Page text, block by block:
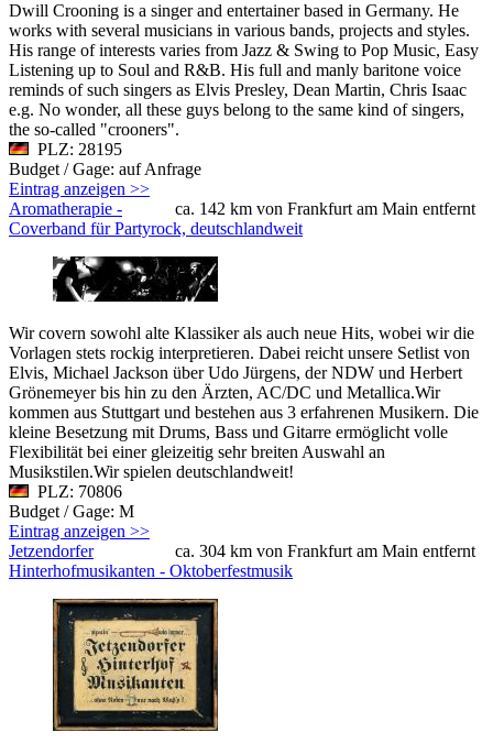
Dwill Crooning is a singer and entertainer based in Germany. He
works with several musicians in various bands, projects and styles.
His range of interests varies from Jazz & Swing to Pop Music, Easy
Listening up to Soul and R&B. His full and manly baritone voice
reminds of such singers as Elvis Presley, Dean Martin, Chris Isaac
e.g. No wonder, all these guys belong to the same kind of singers,
the so-called "crooners".
PLZ: 28195
Budget / Gage: auf Anfrage
Eintrag anzeigen >>
ca. 142 km von Frankfurt am Main entfernt
Aromatherapie -
Coverband für Partyrock, deutschlandweit
Wir covern sowohl alte Klassiker als auch neue Hits, wobei wir die
Vorlagen stets rockig interpretieren. Dabei reicht unsere Setlist von
Elvis, Michael Jackson über Udo Jürgens, der NDW und Herbert
Grönemeyer bis hin zu den Ärzten, AC/DC und Metallica.Wir
kommen aus Stuttgart und bestehen aus 3 erfahrenen Musikern. Die
kleine Besetzung mit Drums, Bass und Gitarre ermöglicht volle
Flexibilität bei einer gleizeitig sehr breiten Auswahl an
Musikstilen.Wir spielen deutschlandweit!
PLZ: 70806
Budget / Gage: M
Eintrag anzeigen >>
ca. 304 km von Frankfurt am Main entfernt
Jetzendorfer
Hinterhofmusikanten - Oktoberfestmusik